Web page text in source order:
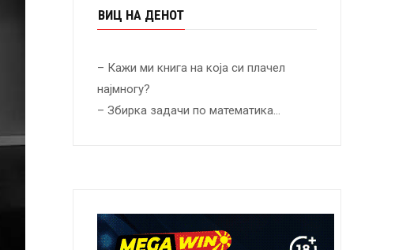
ВИЦ НА ДЕНОТ
– Кажи ми книга на која си плачел
најмногу?
– Збирка задачи по математика…